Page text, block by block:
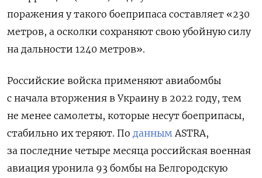
поражения у такого боеприпаса составляет «230
метров, а осколки сохраняют свою убойную силу
на дальности 1240 метров».
Российские войска применяют авиабомбы
с начала вторжения в Украину в 2022 году, тем
не менее самолеты, которые несут боеприпасы,
стабильно их теряют. По даннымASTRA,
за последние четыре месяца российская военная
авиация уронила 93 бомбы на Белгородскую